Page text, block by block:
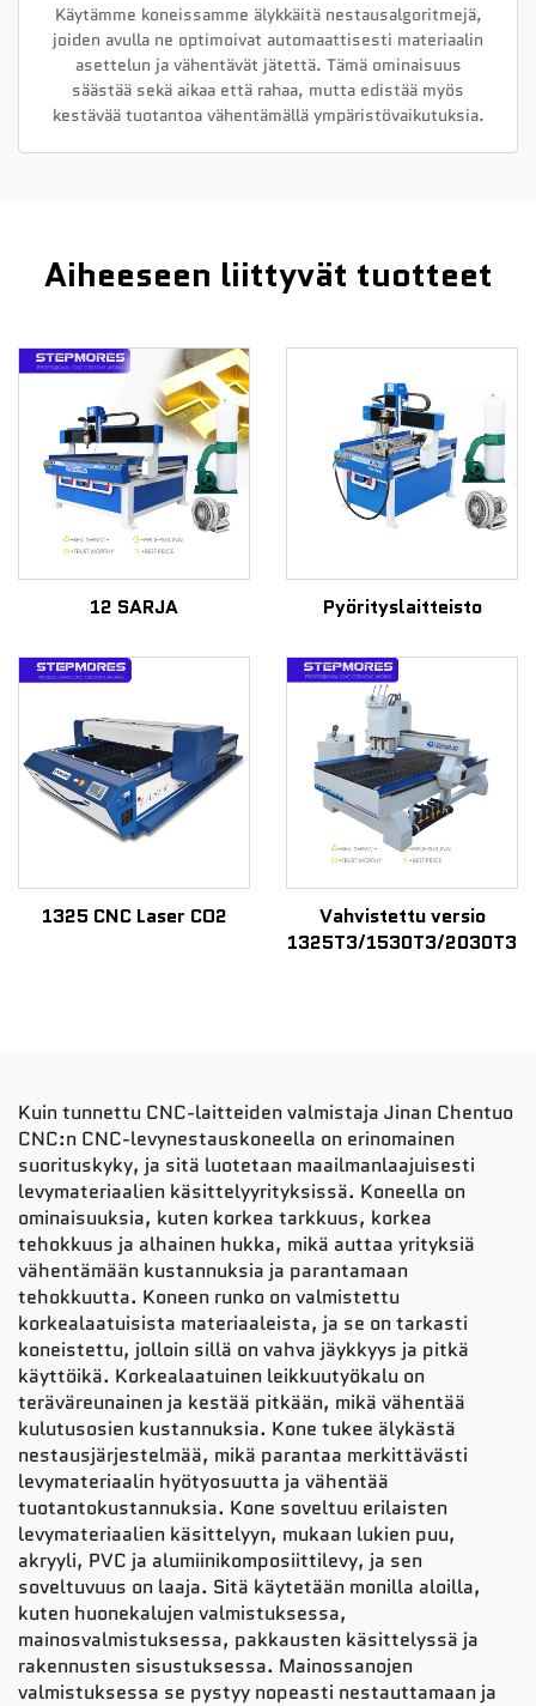
Käytämme koneissamme älykkäitä nestausalgoritmejä,
joiden avulla ne optimoivat automaattisesti materiaalin
asettelun ja vähentävät jätettä. Tämä ominaisuus
säästää sekä aikaa että rahaa, mutta edistää myös
kestävää tuotantoa vähentämällä ympäristövaikutuksia.
Aiheeseen liittyvät tuotteet
12 SARJA Pyörityslaitteisto
1325 CNC Laser CO2
Vahvistettu versio
1325T3/1530T3/2030T3
Kuin tunnettu CNC-laitteiden valmistaja Jinan Chentuo
CNC:n CNC-levynestauskoneella on erinomainen
suorituskyky, ja sitä luotetaan maailmanlaajuisesti
levymateriaalien käsittelyyrityksissä. Koneella on
ominaisuuksia, kuten korkea tarkkuus, korkea
tehokkuus ja alhainen hukka, mikä auttaa yrityksiä
vähentämään kustannuksia ja parantamaan
tehokkuutta. Koneen runko on valmistettu
korkealaatuisista materiaaleista, ja se on tarkasti
koneistettu, jolloin sillä on vahva jäykkyys ja pitkä
käyttöikä. Korkealaatuinen leikkuutyökalu on
teräväreunainen ja kestää pitkään, mikä vähentää
kulutusosien kustannuksia. Kone tukee älykästä
nestausjärjestelmää, mikä parantaa merkittävästi
levymateriaalin hyötyosuutta ja vähentää
tuotantokustannuksia. Kone soveltuu erilaisten
levymateriaalien käsittelyyn, mukaan lukien puu,
akryyli, PVC ja alumiinikomposiittilevy, ja sen
soveltuvuus on laaja. Sitä käytetään monilla aloilla,
kuten huonekalujen valmistuksessa,
mainosvalmistuksessa, pakkausten käsittelyssä ja
rakennusten sisustuksessa. Mainossanojen
valmistuksessa se pystyy nopeasti nestauttamaan ja